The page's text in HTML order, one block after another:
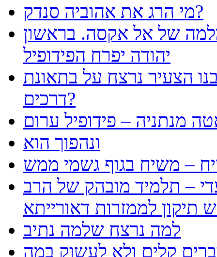
מי הרג את אהוביה סנדק?
של אל אקסה. בראשון
יהודה יפרח הפידופיל
הצעיר נרצח על בתאונת
דרכים?
מנתניה – פידופיל ערום
ונהפוך הוא
– משיח בגוף גשמי ממש
– תלמיד מובהק של הרב
למה נרצח שלמה נתיב
קלים ולא לעשוק במה